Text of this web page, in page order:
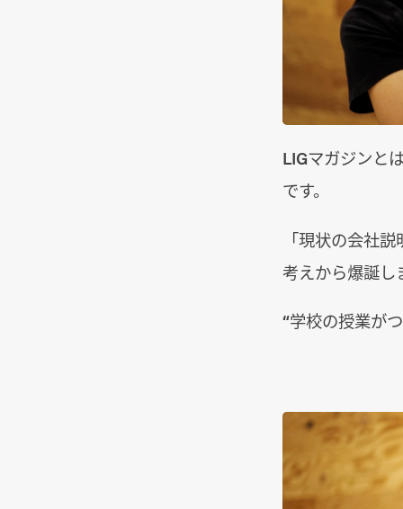
LIGマガジンと
です。
「現状の会社
考えから爆誕し
“学校の授業が